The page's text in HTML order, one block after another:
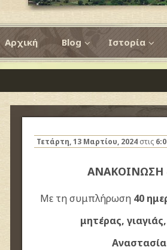
Αρχική Blog Ιστορία
Τετάρτη, 13 Μαρτίου, 2024 στις
ΑΝΑΚΟΙΝΩΣΗ
Με τη συμπλήρωση 40
μητέρας,